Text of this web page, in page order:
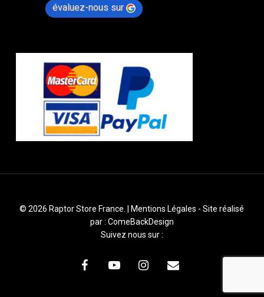
évaluez-nous sur
© 2026 Raptor Store France. | Mentions Légales - Site réalisé
par : ComeBackDesign
Suivez nous sur :
facebookyoutube instagram
email